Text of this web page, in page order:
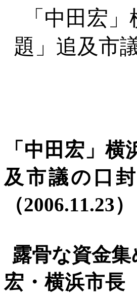
「中田宏
題」追及市
「中田宏」
及市議の口
（2006.11.23）
露骨な資金
宏・横浜市長